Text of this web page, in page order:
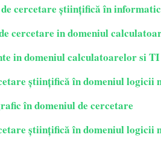
cercetare științifică în
cercetare in domeniul
in domeniul calculatoarelor si
științifică în domeniul
în domeniul de cercetare
științifică în domeniul